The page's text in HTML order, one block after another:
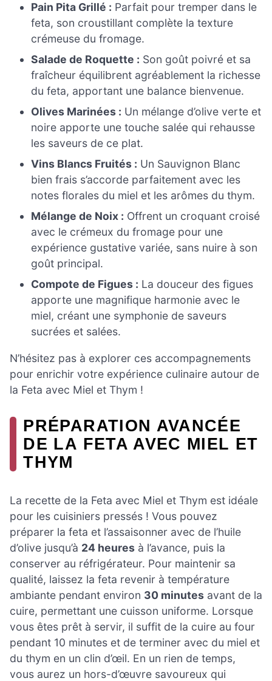
Pain Pita Grillé : Parfait pour tremper dans le
feta, son croustillant complète la texture
crémeuse du fromage.
Salade de Roquette : Son goût poivré et sa
fraîcheur équilibrent agréablement la richesse
du feta, apportant une balance bienvenue.
Olives Marinées : Un mélange d’olive verte et
noire apporte une touche salée qui rehausse
les saveurs de ce plat.
Vins Blancs Fruités : Un Sauvignon Blanc
bien frais s’accorde parfaitement avec les
notes florales du miel et les arômes du thym.
Mélange de Noix : Offrent un croquant croisé
avec le crémeux du fromage pour une
expérience gustative variée, sans nuire à son
goût principal.
Compote de Figues : La douceur des figues
apporte une magnifique harmonie avec le
miel, créant une symphonie de saveurs
sucrées et salées.
N’hésitez pas à explorer ces accompagnements
pour enrichir votre expérience culinaire autour de
la Feta avec Miel et Thym !
PRÉPARATION AVANCÉE
DE LA FETA AVEC MIEL ET
THYM
La recette de la Feta avec Miel et Thym est idéale
pour les cuisiniers pressés ! Vous pouvez
préparer la feta et l’assaisonner avec de l’huile
d’olive jusqu’à 24 heures à l’avance, puis la
conserver au réfrigérateur. Pour maintenir sa
qualité, laissez la feta revenir à température
ambiante pendant environ 30 minutes avant de la
cuire, permettant une cuisson uniforme. Lorsque
vous êtes prêt à servir, il suffit de la cuire au four
pendant 10 minutes et de terminer avec du miel et
du thym en un clin d’œil. En un rien de temps,
vous aurez un hors-d’œuvre savoureux qui